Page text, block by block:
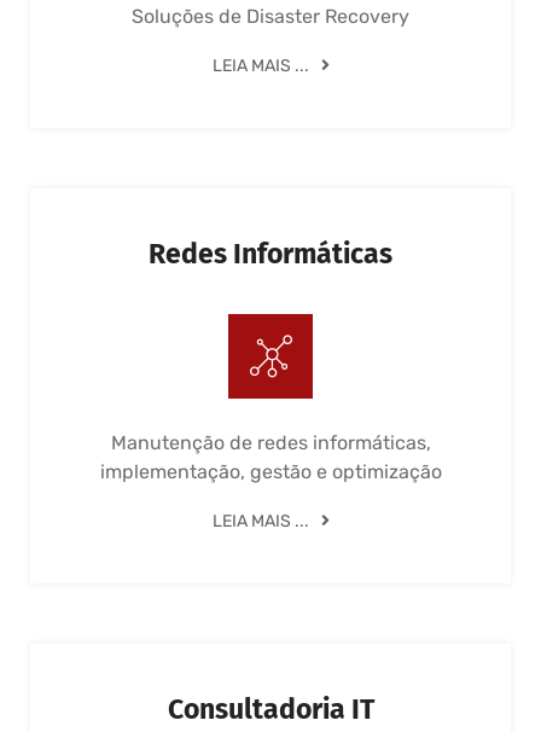
Soluções de Disaster Recovery
LEIA MAIS ...
Redes Informáticas
Manutenção de redes informáticas,
implementação, gestão e optimização
LEIA MAIS ...
Consultadoria IT